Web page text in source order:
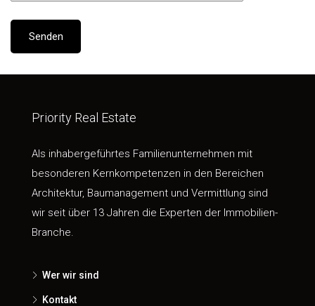
Priority Real Estate
Als inhabergeführtes Familienunternehmen mit
besonderen Kernkompetenzen in den Bereichen
Architektur, Baumanagement und Vermittlung sind
wir seit über 13 Jahren die Experten der Immobilien-
Branche.
Wer wir sind
Kontakt